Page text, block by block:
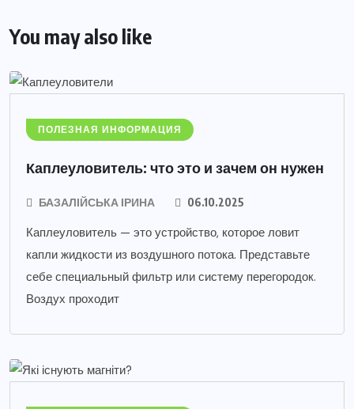
You may also like
ПОЛЕЗНАЯ ИНФОРМАЦИЯ
Каплеуловитель: что это и зачем он нужен
БАЗАЛІЙСЬКА ІРИНА 06.10.2025
Каплеуловитель — это устройство, которое ловит
капли жидкости из воздушного потока. Представьте
себе специальный фильтр или систему перегородок.
Воздух проходит